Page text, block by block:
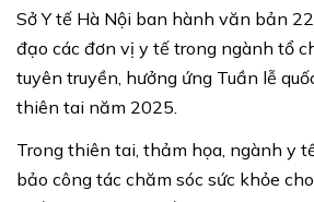
Sở Y tế Hà Nội ban hành văn bản
đạo các đơn vị y tế trong ngành tổ
tuyên truyền, hưởng ứng Tuần lễ
thiên tai năm 2025.
Trong thiên tai, thảm họa, ngành y
bảo công tác chăm sóc sức khỏe